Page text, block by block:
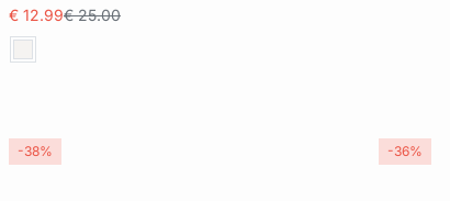
€ 12.99€ 25.00
-38% -36%